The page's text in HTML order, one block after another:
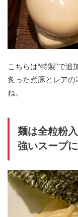
こちらは“特製”で追
炙った煮豚とレア
ね。
麺は全粒粉
強いスープに